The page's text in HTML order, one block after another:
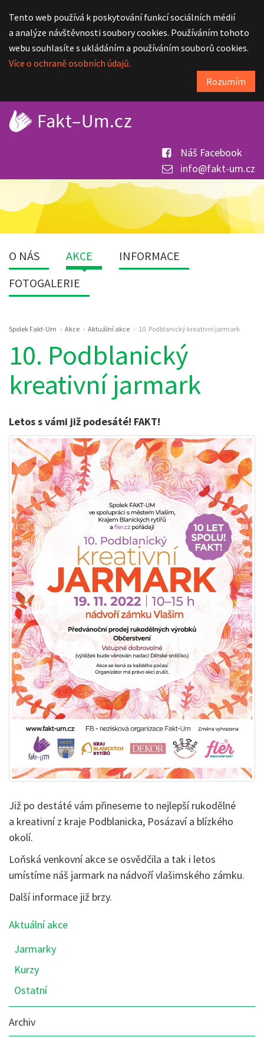
Tento web používá k poskytování funkcí sociálních médií
a analýze návštěvnosti soubory cookies. Používáním tohoto
webu souhlasíte s ukládáním a používáním souborů cookies.
Více o ochraně osobních údajů.
Rozumím
Náš Facebook
info@fakt-um.cz
O NÁS AKCE
INFORMACE
FOTOGALERIE
Spolek Fakt-Um Akce Aktuální akce 10. Podblanický kreativní jarmark
10. Podblanický
kreativní jarmark
Letos s vámi již podesáté! FAKT!
Již po destáté vám přineseme to nejlepší rukodělné
a kreativní z kraje Podblanicka, Posázaví a blízkého
okolí.
Loňská venkovní akce se osvědčila a tak i letos
umístíme náš jarmark na nádvoří vlašimského zámku.
Další informace již brzy.
Nabídka
Akce
Aktuální akce
Jarmarky
Kurzy
Ostatní
Archiv